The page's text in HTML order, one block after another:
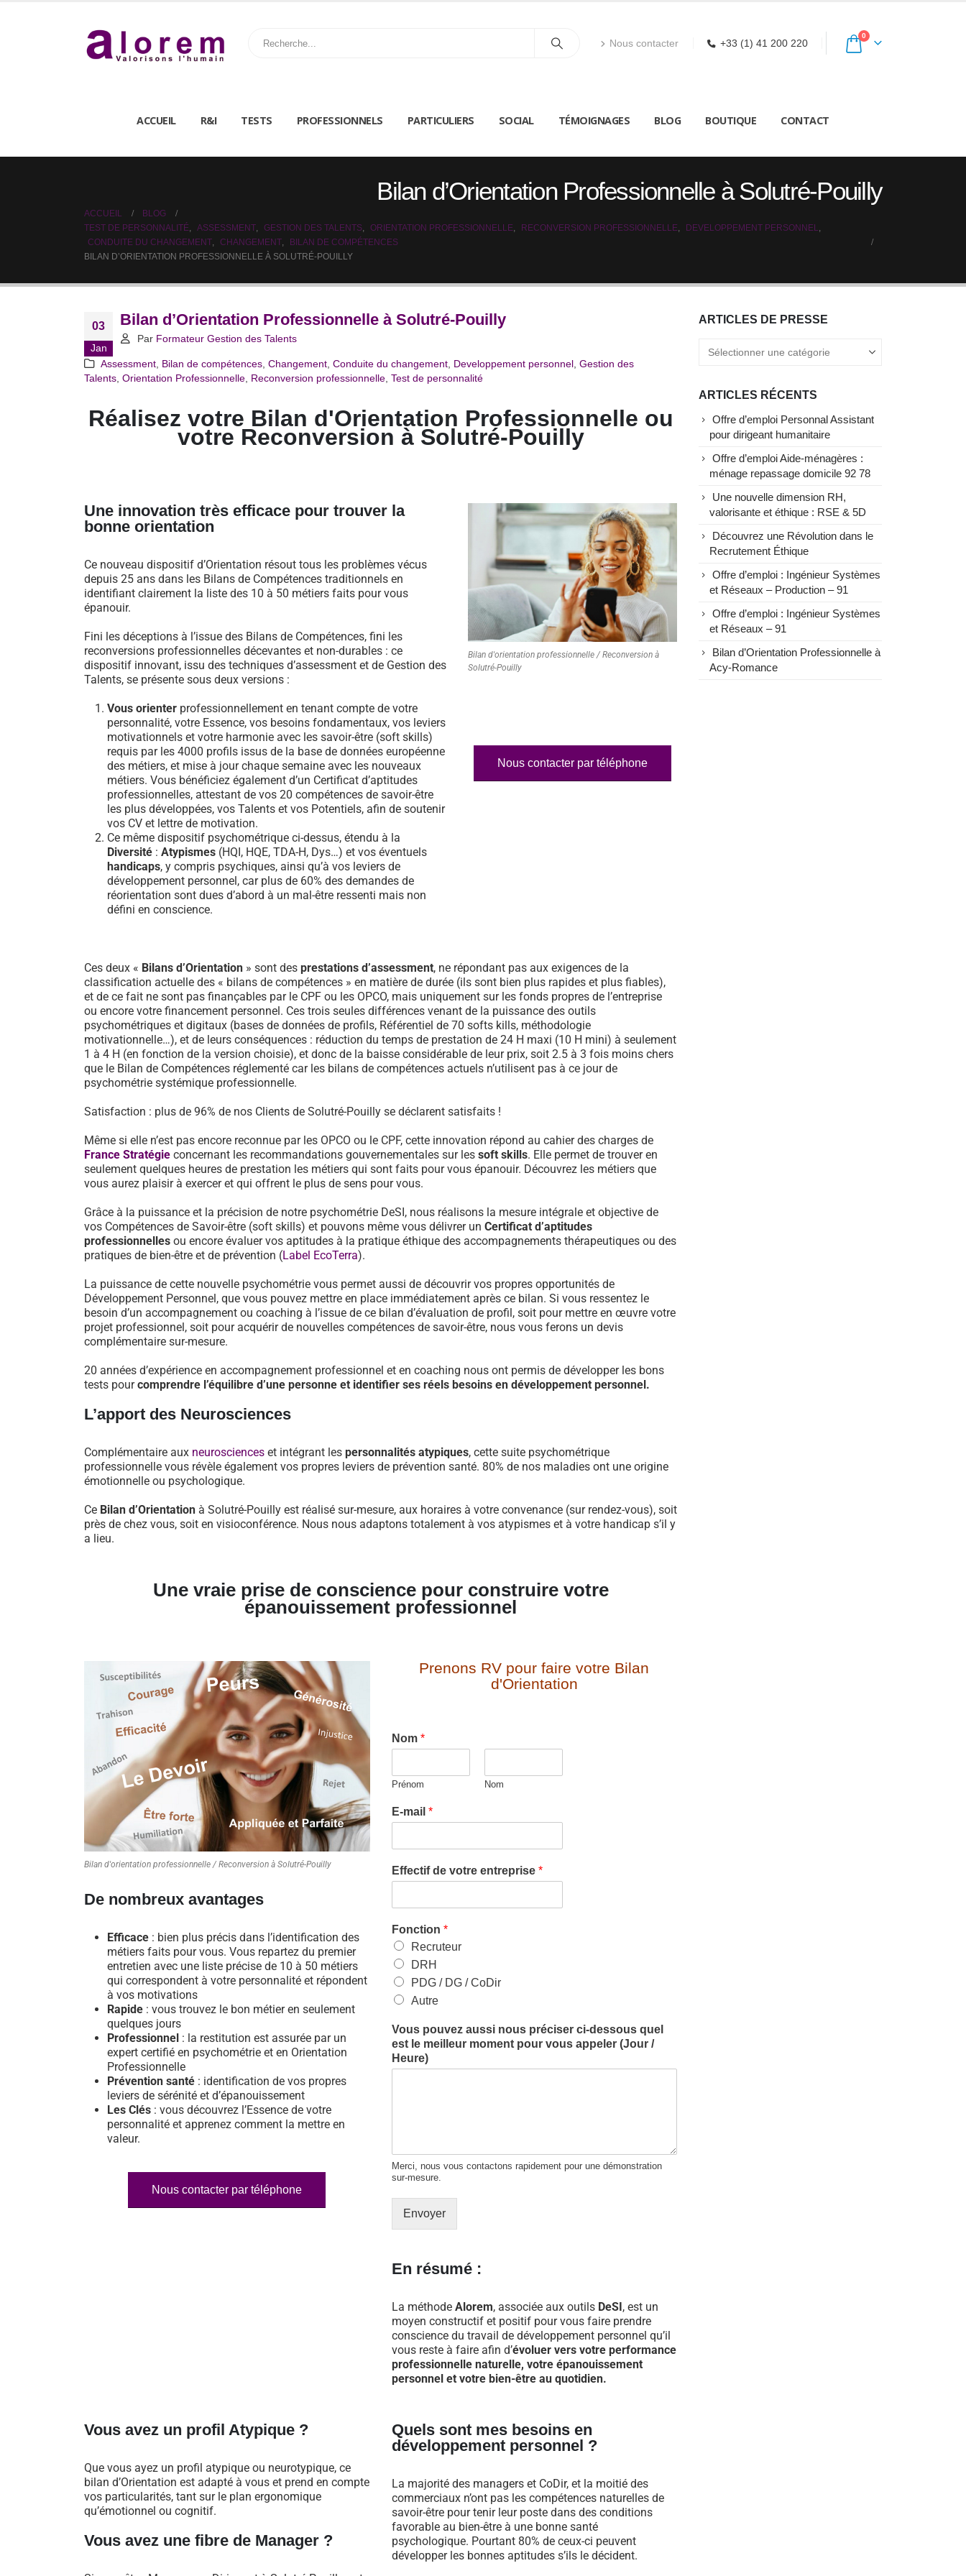
Nous contacter +33 (1) 41 200 220
0
ACCUEIL R&I TESTS PROFESSIONNELS PARTICULIERS SOCIAL TÉMOIGNAGES BLOG BOUTIQUE CONTACT
Bilan d’Orientation Professionnelle à Solutré-Pouilly
ACCUEIL
BLOG
TEST DE PERSONNALITÉ
ASSESSMENT GESTION DES TALENTS ORIENTATION PROFESSIONNELLE RECONVERSION PROFESSIONNELLE DEVELOPPEMENT PERSONNEL
CONDUITE DU CHANGEMENT
CHANGEMENT
BILAN DE COMPÉTENCES
BILAN D’ORIENTATION PROFESSIONNELLE À SOLUTRÉ-POUILLY
03
Jan
Bilan d’Orientation Professionnelle à Solutré-Pouilly
Par Formateur Gestion des Talents
Assessment Bilan de compétences ,Changement ,Conduite du changement Developpement personnel ,Gestion des
Talents Orientation Professionnelle Reconversion professionnelle Test de personnalité
Réalisez votre Bilan d'Orientation Professionnelle ou
votre Reconversion à Solutré-Pouilly
Une innovation très efficace pour trouver la
bonne orientation
Ce nouveau dispositif d’Orientation résout tous les problèmes vécus
depuis 25 ans dans les Bilans de Compétences traditionnels en
identifiant clairement la liste des 10 à 50 métiers faits pour vous
épanouir.
Fini les déceptions à l’issue des Bilans de Compétences, fini les
reconversions professionnelles décevantes et non-durables : ce
dispositif innovant, issu des techniques d’assessment et de Gestion des
Talents, se présente sous deux versions :
Vous orienter professionnellement en tenant compte de votre
personnalité, votre Essence, vos besoins fondamentaux, vos leviers
motivationnels et votre harmonie avec les savoir-être (soft skills)
requis par les 4000 profils issus de la base de données européenne
des métiers, et mise à jour chaque semaine avec les nouveaux
métiers. Vous bénéficiez également d’un Certificat d’aptitudes
professionnelles, attestant de vos 20 compétences de savoir-être
les plus développées, vos Talents et vos Potentiels, afin de soutenir
vos CV et lettre de motivation.
Ce même dispositif psychométrique ci-dessus, étendu à la
Diversité : Atypismes (HQI, HQE, TDA-H, Dys…) et vos éventuels
handicaps, y compris psychiques, ainsi qu’à vos leviers de
développement personnel, car plus de 60% des demandes de
réorientation sont dues d’abord à un mal-être ressenti mais non
défini en conscience.
Bilan d'orientation professionnelle / Reconversion à
Solutré-Pouilly
Nous contacter par téléphone
Ces deux « Bilans d’Orientation » sont des prestations d’assessment, ne répondant pas aux exigences de la
classification actuelle des « bilans de compétences » en matière de durée (ils sont bien plus rapides et plus fiables),
et de ce fait ne sont pas finançables par le CPF ou les OPCO, mais uniquement sur les fonds propres de l’entreprise
ou encore votre financement personnel. Ces trois seules différences venant de la puissance des outils
psychométriques et digitaux (bases de données de profils, Référentiel de 70 softs kills, méthodologie
motivationnelle…), et de leurs conséquences : réduction du temps de prestation de 24 H maxi (10 H mini) à seulement
1 à 4 H (en fonction de la version choisie), et donc de la baisse considérable de leur prix, soit 2.5 à 3 fois moins chers
que le Bilan de Compétences réglementé car les bilans de compétences actuels n’utilisent pas à ce jour de
psychométrie systémique professionnelle.
Satisfaction : plus de 96% de nos Clients de Solutré-Pouilly se déclarent satisfaits !
Même si elle n’est pas encore reconnue par les OPCO ou le CPF, cette innovation répond au cahier des charges de
France Stratégie concernant les recommandations gouvernementales sur les soft skills. Elle permet de trouver en
seulement quelques heures de prestation les métiers qui sont faits pour vous épanouir. Découvrez les métiers que
vous aurez plaisir à exercer et qui offrent le plus de sens pour vous.
Grâce à la puissance et la précision de notre psychométrie DeSI, nous réalisons la mesure intégrale et objective de
vos Compétences de Savoir-être (soft skills) et pouvons même vous délivrer un Certificat d’aptitudes
professionnelles ou encore évaluer vos aptitudes à la pratique éthique des accompagnements thérapeutiques ou des
pratiques de bien-être et de prévention (Label EcoTerra).
La puissance de cette nouvelle psychométrie vous permet aussi de découvrir vos propres opportunités de
Développement Personnel, que vous pouvez mettre en place immédiatement après ce bilan. Si vous ressentez le
besoin d’un accompagnement ou coaching à l’issue de ce bilan d’évaluation de profil, soit pour mettre en œuvre votre
projet professionnel, soit pour acquérir de nouvelles compétences de savoir-être, nous vous ferons un devis
complémentaire sur-mesure.
20 années d’expérience en accompagnement professionnel et en coaching nous ont permis de développer les bons
tests pourcomprendre l’équilibre d’une personne et identifier ses réels besoins en développement personnel.
L’apport des Neurosciences
Complémentaire aux neurosciences et intégrant les personnalités atypiques, cette suite psychométrique
professionnelle vous révèle également vos propres leviers de prévention santé. 80% de nos maladies ont une origine
émotionnelle ou psychologique.
Ce Bilan d’Orientation à Solutré-Pouilly est réalisé sur-mesure, aux horaires à votre convenance (sur rendez-vous), soit
près de chez vous, soit en visioconférence. Nous nous adaptons totalement à vos atypismes et à votre handicap s’il y
a lieu.
Une vraie prise de conscience pour construire votre
épanouissement professionnel
Bilan d'orientation professionnelle / Reconversion à Solutré-Pouilly
De nombreux avantages
Efficace : bien plus précis dans l’identification des
métiers faits pour vous. Vous repartez du premier
entretien avec une liste précise de 10 à 50 métiers
qui correspondent à votre personnalité et répondent
à vos motivations
Rapide : vous trouvez le bon métier en seulement
quelques jours
Professionnel : la restitution est assurée par un
expert certifié en psychométrie et en Orientation
Professionnelle
Prévention santé : identification de vos propres
leviers de sérénité et d’épanouissement
Les Clés : vous découvrez l’Essence de votre
personnalité et apprenez comment la mettre en
valeur.
Nous contacter par téléphone
Prenons RV pour faire votre Bilan
d'Orientation
Nom *
Prénom Nom
E-mail *
Effectif de votre entreprise *
Fonction *
Recruteur
DRH
PDG / DG / CoDir
Autre
Vous pouvez aussi nous préciser ci-dessous quel
est le meilleur moment pour vous appeler (Jour /
Heure)
Merci, nous vous contactons rapidement pour une démonstration
sur-mesure.
Envoyer
En résumé :
La méthode Alorem, associée aux outils DeSI, est un
moyen constructif et positif pour vous faire prendre
conscience du travail de développement personnel qu’il
vous reste à faire afin d’évoluer vers votre performance
professionnelle naturelle, votre épanouissement
personnel et votre bien-être au quotidien.
Vous avez un profil Atypique ?
Que vous ayez un profil atypique ou neurotypique, ce
bilan d’Orientation est adapté à vous et prend en compte
vos particularités, tant sur le plan ergonomique
qu’émotionnel ou cognitif.
Vous avez une fibre de Manager ?
Quels sont mes besoins en
développement personnel ?
La majorité des managers et CoDir, et la moitié des
commerciaux n’ont pas les compétences naturelles de
savoir-être pour tenir leur poste dans des conditions
favorable au bien-être à une bonne santé
psychologique. Pourtant 80% de ceux-ci peuvent
développer les bonnes aptitudes s’ils le décident.
ARTICLES DE PRESSE
ARTICLES RÉCENTS
Offre d’emploi Personnal Assistant
pour dirigeant humanitaire
Offre d’emploi Aide-ménagères :
ménage repassage domicile 92 78
Une nouvelle dimension RH,
valorisante et éthique : RSE & 5D
Découvrez une Révolution dans le
Recrutement Éthique
Offre d’emploi : Ingénieur Systèmes
et Réseaux – Production – 91
Offre d’emploi : Ingénieur Systèmes
et Réseaux – 91
Bilan d’Orientation Professionnelle à
Acy-Romance